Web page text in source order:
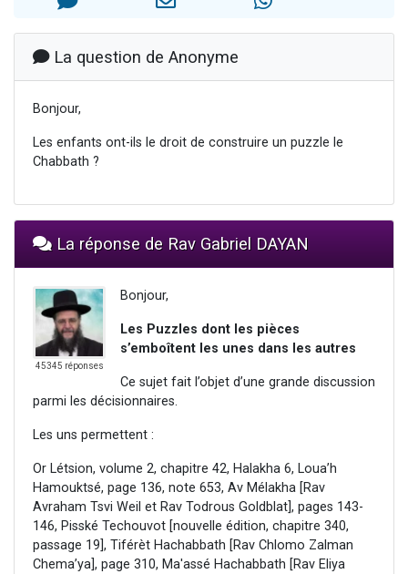
La question de Anonyme
Bonjour,
Les enfants ont-ils le droit de construire un puzzle le
Chabbath ?
La réponse de Rav Gabriel DAYAN
45345 réponses
Bonjour,
Les Puzzles dont les pièces
s’emboîtent les unes dans les autres
Ce sujet fait l’objet d’une grande discussion
parmi les décisionnaires.
Les uns permettent :
Or Létsion, volume 2, chapitre 42, Halakha 6, Loua’h
Hamouktsé, page 136, note 653, Av Mélakha [Rav
Avraham Tsvi Weil et Rav Todrous Goldblat], pages 143-
146, Pisské Techouvot [nouvelle édition, chapitre 340,
passage 19], Tiférèt Hachabbath [Rav Chlomo Zalman
Chema’ya], page 310, Ma'assé Hachabbath [Rav Eliya